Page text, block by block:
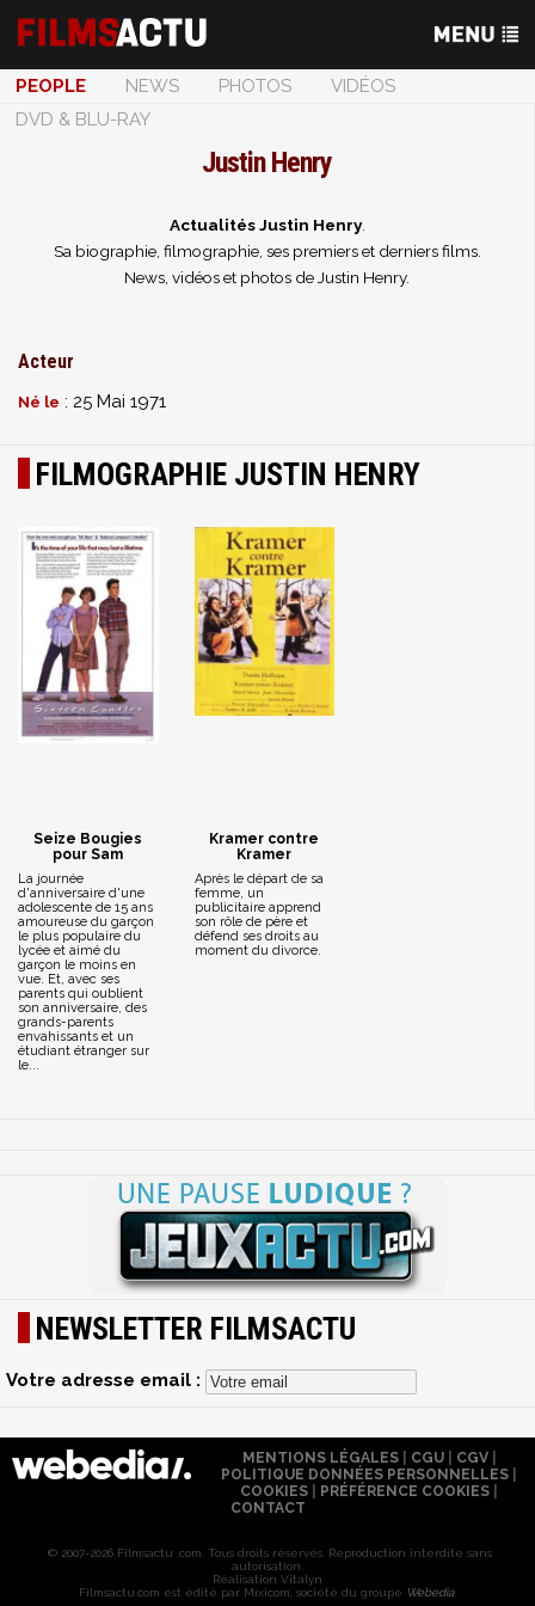
PEOPLE NEWS PHOTOS
VIDÉOS
DVD & BLU-RAY
Justin Henry
Actualités Justin Henry.
Sa biographie, filmographie, ses premiers et derniers films.
News, vidéos et photos de Justin Henry.
Acteur
Né le : 25 Mai 1971
FILMOGRAPHIE JUSTIN HENRY
Seize Bougies
pour Sam
La journée
d'anniversaire d'une
adolescente de 15 ans
amoureuse du garçon
le plus populaire du
lycée et aimé du
garçon le moins en
vue. Et, avec ses
parents qui oublient
son anniversaire, des
grands-parents
envahissants et un
étudiant étranger sur
le...
Kramer contre
Kramer
Après le départ de sa
femme, un
publicitaire apprend
son rôle de père et
défend ses droits au
moment du divorce.
NEWSLETTER FILMSACTU
Votre adresse email :
MENTIONS LÉGALES| CGU| CGV|
POLITIQUE DONNÉES PERSONNELLES
COOKIES
PRÉFÉRENCE COOKIES
CONTACT
© 2007-2026 Filmsactu .com. Tous droits réservés. Reproduction interdite sans
autorisation.
Réalisation Vitalyn
Filmsactu .com est édité par Mixicom, société du groupe Webedia.